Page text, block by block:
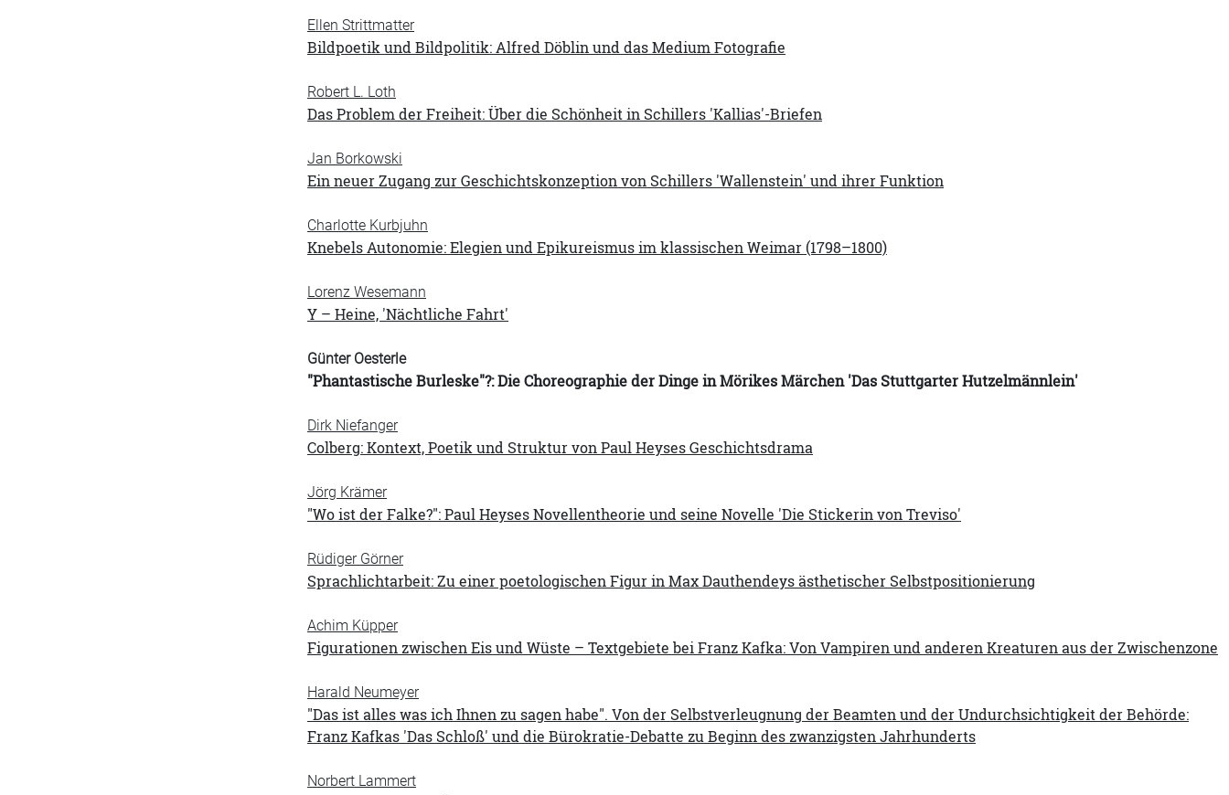
Ellen Strittmatter
Bildpoetik und Bildpolitik: Alfred Döblin und das Medium Fotografie
Robert L. Loth
Das Problem der Freiheit: Über die Schönheit in Schillers 'Kallias'-Briefen
Jan Borkowski
Ein neuer Zugang zur Geschichtskonzeption von Schillers 'Wallenstein' und ihrer Funktion
Charlotte Kurbjuhn
Knebels Autonomie: Elegien und Epikureismus im klassischen Weimar (1798–1800)
Lorenz Wesemann
Y – Heine, 'Nächtliche Fahrt'
Günter Oesterle
"Phantastische Burleske"?: Die Choreographie der Dinge in Mörikes Märchen 'Das Stuttgarter Hutzelmännlein'
Dirk Niefanger
Colberg: Kontext, Poetik und Struktur von Paul Heyses Geschichtsdrama
Jörg Krämer
"Wo ist der Falke?": Paul Heyses Novellentheorie und seine Novelle 'Die Stickerin von Treviso'
Rüdiger Görner
Sprachlichtarbeit: Zu einer poetologischen Figur in Max Dauthendeys ästhetischer Selbstpositionierung
Achim Küpper
Figurationen zwischen Eis und Wüste – Textgebiete bei Franz Kafka: Von Vampiren und anderen Kreaturen aus der Zwischenzone
Harald Neumeyer
"Das ist alles was ich Ihnen zu sagen habe". Von der Selbstverleugnung der Beamten und der Undurchsichtigkeit der Behörde:
Franz Kafkas 'Das Schloß' und die Bürokratie-Debatte zu Beginn des zwanzigsten Jahrhunderts
Norbert Lammert